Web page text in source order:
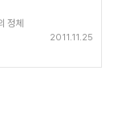
정체
2011.11.25